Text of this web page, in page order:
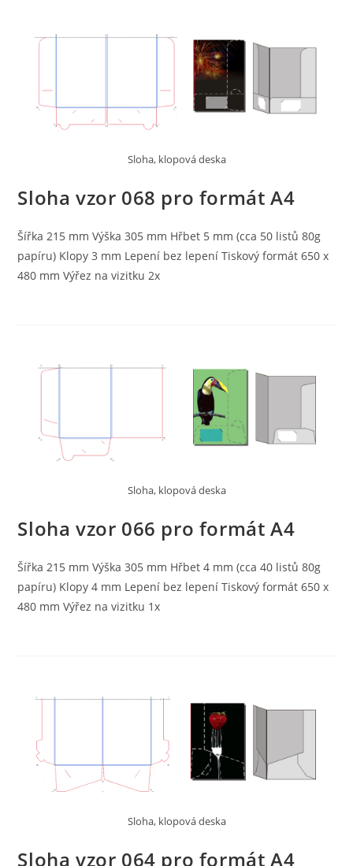
Sloha, klopová deska
Sloha vzor 068 pro formát A4
Šířka 215 mm Výška 305 mm Hřbet 5 mm (cca 50 listů 80g
papíru) Klopy 3 mm Lepení bez lepení Tiskový formát 650 x
480 mm Výřez na vizitku 2x
Sloha, klopová deska
Sloha vzor 066 pro formát A4
Šířka 215 mm Výška 305 mm Hřbet 4 mm (cca 40 listů 80g
papíru) Klopy 4 mm Lepení bez lepení Tiskový formát 650 x
480 mm Výřez na vizitku 1x
Sloha, klopová deska
Sloha vzor 064 pro formát A4